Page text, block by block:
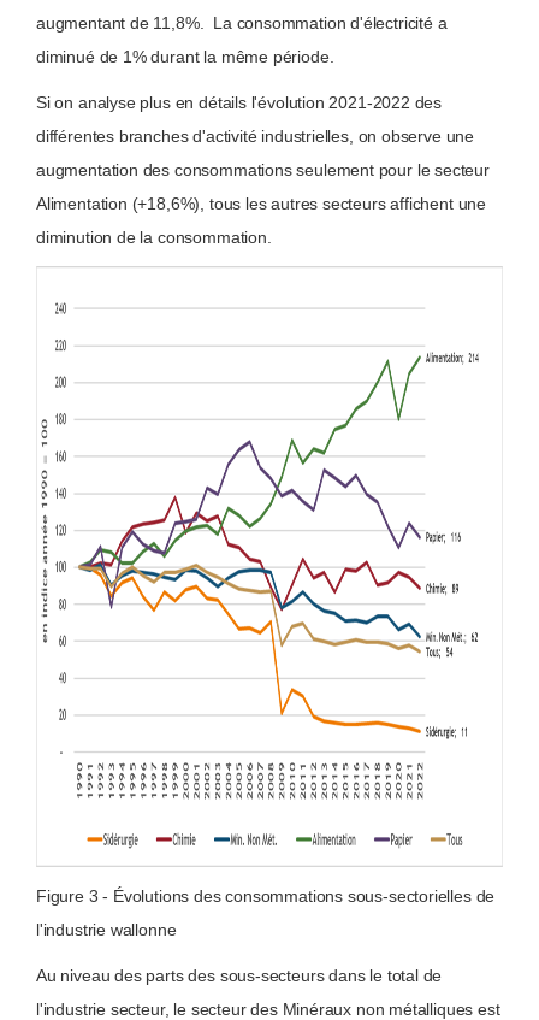
augmentant de 11,8%. La consommation d'électricité a
diminué de 1% durant la même période.
Si on analyse plus en détails l'évolution 2021-2022 des
différentes branches d'activité industrielles, on observe une
augmentation des consommations seulement pour le secteur
Alimentation (+18,6%), tous les autres secteurs affichent une
diminution de la consommation.
Figure 3 - Évolutions des consommations sous-sectorielles de
l'industrie wallonne
Au niveau des parts des sous-secteurs dans le total de
l'industrie secteur, le secteur des Minéraux non métalliques est